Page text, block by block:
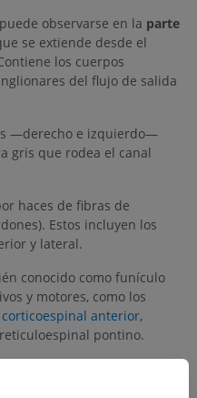
puede observarse en la parte
se extiende desde el
los cuerpos
del flujo de salida
—derecho e izquierdo—
gris que rodea el canal
haces de fibras de
Estos incluyen los
y lateral.
conocido como funículo
y motores, como los
corticoespinal anterior,
pontino.